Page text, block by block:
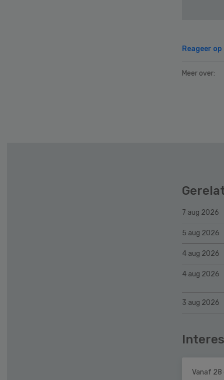
Reageer
Meer over:
7 aug 2026
5 aug 2026
4 aug 2026
4 aug 2026
3 aug 2026
Vanaf